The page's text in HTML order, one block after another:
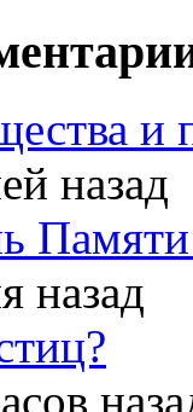
и
назад
назад